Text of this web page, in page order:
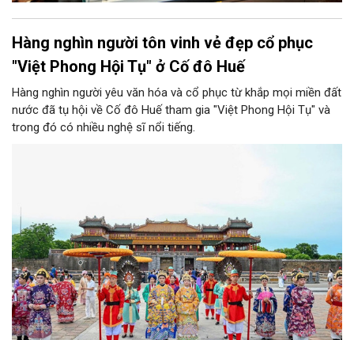
Hàng nghìn người tôn vinh vẻ đẹp cổ phục
"Việt Phong Hội Tụ" ở Cố đô Huế
Hàng nghìn người yêu văn hóa và cổ phục từ khắp mọi miền đất
nước đã tụ hội về Cố đô Huế tham gia "Việt Phong Hội Tụ" và
trong đó có nhiều nghệ sĩ nổi tiếng.